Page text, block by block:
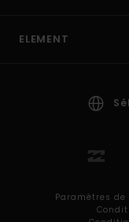
ELEMENT
Paramètres de